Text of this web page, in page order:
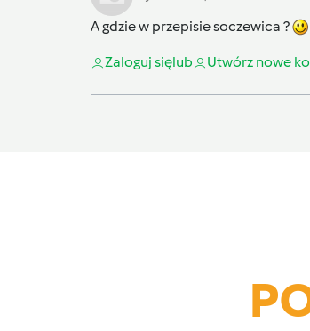
A gdzie w przepisie soczewica ?
Zaloguj sięlub Utwórz nowe